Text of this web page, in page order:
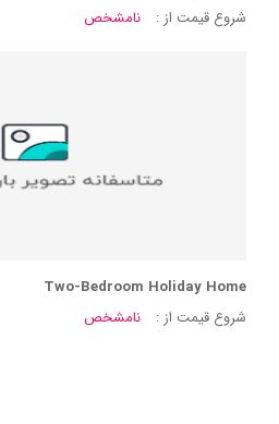
شروع قیمت از :
نامشخص
Two-Bedroom Holiday Home
شروع قیمت از :
نامشخص